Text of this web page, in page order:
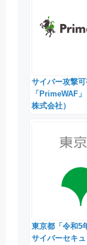
サイバー攻撃
「PrimeWAF
株式会社）
東京都「令和5
サイバーセキ